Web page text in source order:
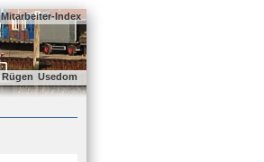
Mitarbeiter-Index
Rügen Usedom